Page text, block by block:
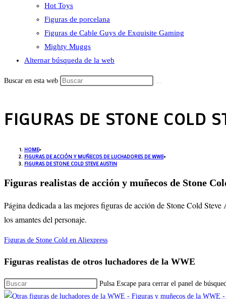
Hot Toys
Figuras de porcelana
Figuras de Cable Guys de Exquisite Gaming
Mighty Muggs
Alternar búsqueda de la web
Buscar en esta web
FIGURAS DE STONE COLD
HOME>
FIGURAS DE ACCIÓN Y MUÑECOS DE LUCHADORES DE WWE>
FIGURAS DE STONE COLD STEVE AUSTIN
Figuras realistas de acción y muñecos de Stone
Página dedicada a las mejores figuras de acción de Stone Cold
los amantes del personaje.
Figuras de Stone Cold en Aliexpress
Figuras realistas de otros luchadores de la WWE
Pulsa Escape para cerrar el panel de